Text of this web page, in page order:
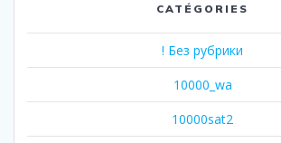
CATÉGORIES
! Без рубрики
10000_wa
10000sat2